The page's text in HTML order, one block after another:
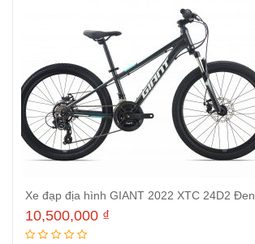
Xe đạp địa hình GIANT 2022 XTC 24D2 Đen
10,500,000 ₫